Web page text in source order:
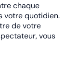
chaque
votre quotidien.
de votre
vous